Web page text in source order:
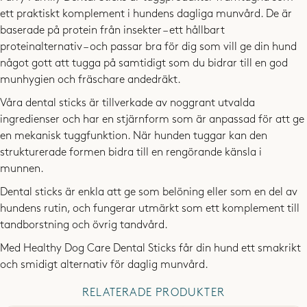
ett praktiskt komplement i hundens dagliga munvård. De är
baserade på protein från insekter – ett hållbart
proteinalternativ – och passar bra för dig som vill ge din hund
något gott att tugga på samtidigt som du bidrar till en god
munhygien och fräschare andedräkt.
Våra dental sticks är tillverkade av noggrant utvalda
ingredienser och har en stjärnform som är anpassad för att ge
en mekanisk tuggfunktion. När hunden tuggar kan den
strukturerade formen bidra till en rengörande känsla i
munnen.
Dental sticks är enkla att ge som belöning eller som en del av
hundens rutin, och fungerar utmärkt som ett komplement till
tandborstning och övrig tandvård.
Med Healthy Dog Care Dental Sticks får din hund ett smakrikt
och smidigt alternativ för daglig munvård.
VIKT:
INGREDIENSER:
Insekter (malda larver minst 26%), vegetabiliskt glycerin,
potatisstärkelse, ärtstärkelse, tapiokastärkelse, alger
(ascophyllum nodosum minst 2%), propylenglykol.
ANALYTISKA BESTÅNDSDELAR (PER 100G):
Råprotein 19%, Fetthalt 5%, Råaska 5%, Råfiber 1%, Fukt max
9%, Fosfor 0,17%, Kalcium 0,05% , Tillsatser: Fosforsyra,
Kaliumsorbat.
- Cecilia - Mops 1 år
2025-07-30
dental stick från Furry Family. Vi har testat andra märken också men
de är han inte alls intresserade av. Så det fick bli en prenumeration på
dessa.
- Maria - blandras (stor), 4 år /
Blandras, 5 år
2025-06-22
påsen råkar vara öppen över dagen :) En varje dag efter
långpromenaden är mer regel än undantag!
RELATERADE PRODUKTER